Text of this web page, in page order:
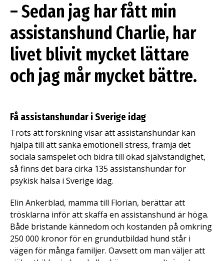
– Sedan jag har fått min
assistanshund Charlie, har
livet blivit mycket lättare
och jag mår mycket bättre.
Få assistanshundar i Sverige idag
Trots att forskning visar att assistanshundar kan
hjälpa till att sänka emotionell stress, främja det
sociala samspelet och bidra till ökad självständighet,
så finns det bara cirka 135 assistanshundar för
psykisk hälsa i Sverige idag.
Elin Ankerblad, mamma till Florian, berättar att
trösklarna inför att skaffa en assistanshund är höga.
Både bristande kännedom och kostanden på omkring
250 000 kronor för en grundutbildad hund står i
vägen för många familjer. Oavsett om man väljer att